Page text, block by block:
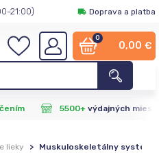
21:00) Doprava a platba
0
0,00 €
5500+výdajných miest
lieky > Muskuloskeletálny systém